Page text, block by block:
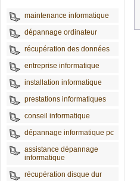
maintenance informatique
dépannage ordinateur
récupération des données
entreprise informatique
installation informatique
prestations informatiques
conseil informatique
dépannage informatique pc
assistance dépannage
informatique
récupération disque dur